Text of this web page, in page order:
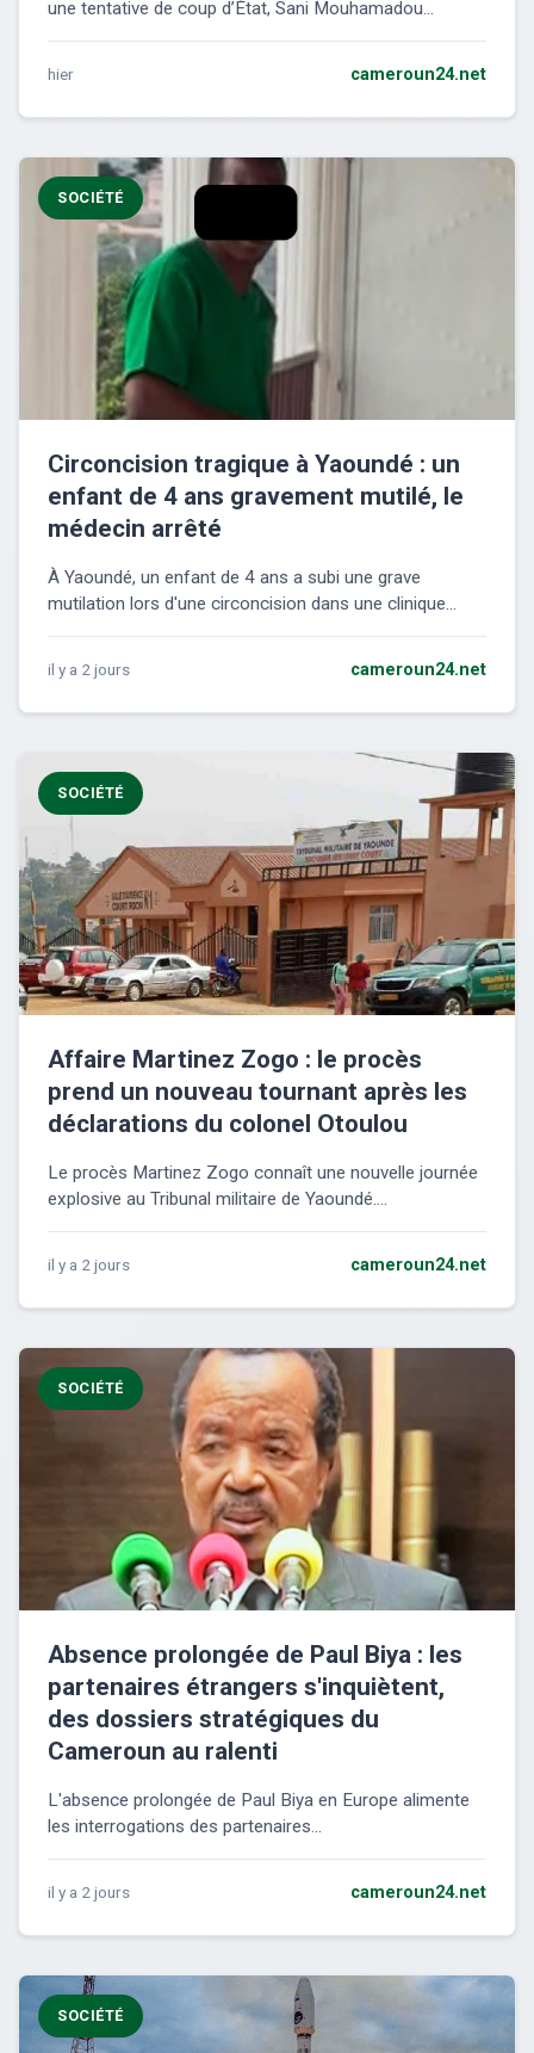
une tentative de coup d’État, Sani Mouhamadou...
hier cameroun24.net
SOCIÉTÉ
Circoncision tragique à Yaoundé : un
enfant de 4 ans gravement mutilé, le
médecin arrêté
À Yaoundé, un enfant de 4 ans a subi une grave
mutilation lors d'une circoncision dans une clinique...
il y a 2 jours cameroun24.net
SOCIÉTÉ
Affaire Martinez Zogo : le procès
prend un nouveau tournant après les
déclarations du colonel Otoulou
Le procès Martinez Zogo connaît une nouvelle journée
explosive au Tribunal militaire de Yaoundé....
il y a 2 jours cameroun24.net
SOCIÉTÉ
Absence prolongée de Paul Biya : les
partenaires étrangers s'inquiètent,
des dossiers stratégiques du
Cameroun au ralenti
L'absence prolongée de Paul Biya en Europe alimente
les interrogations des partenaires...
il y a 2 jours cameroun24.net
SOCIÉTÉ